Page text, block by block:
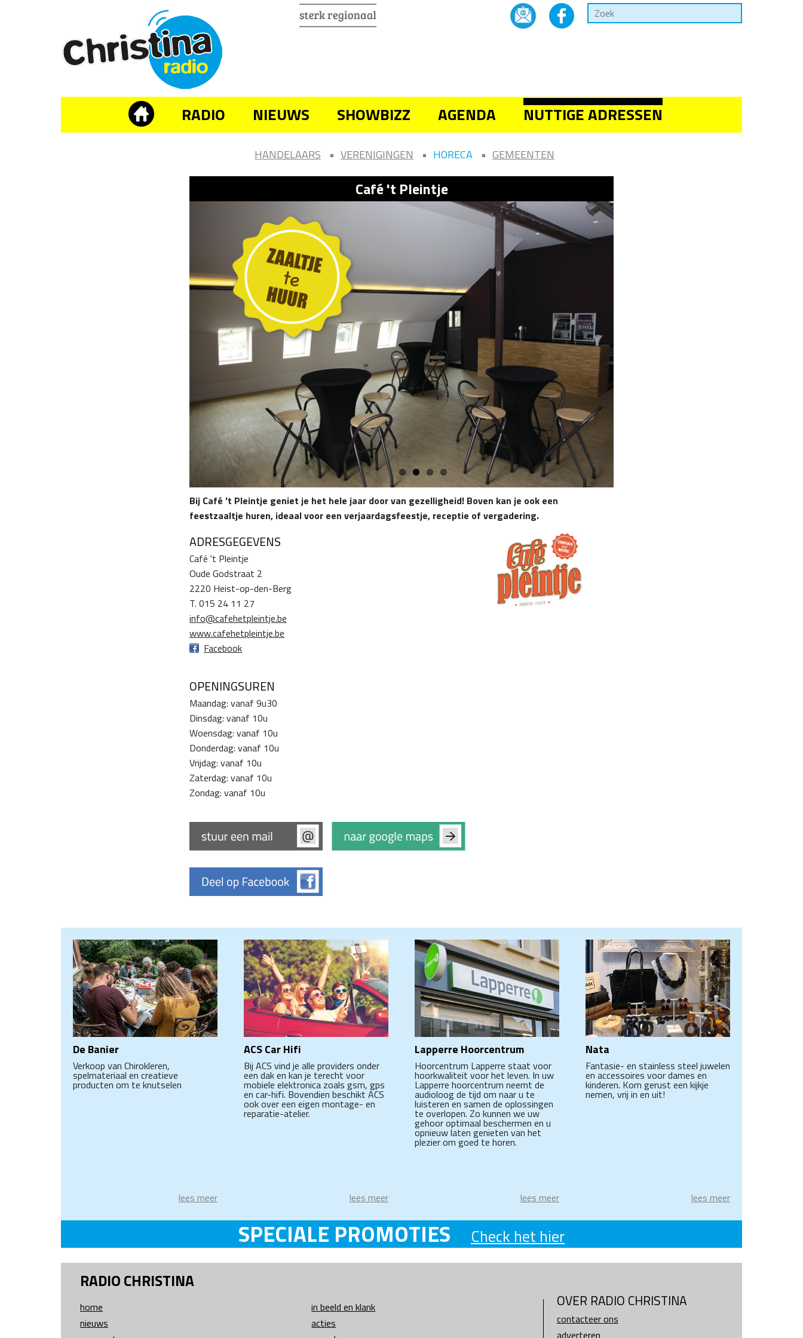
RADIO NIEUWS SHOWBIZZ AGENDA NUTTIGE ADRESSEN
HANDELAARS VERENIGINGEN HORECA GEMEENTEN
Café 't Pleintje
Bij Café 't Pleintje geniet je het hele jaar door van gezelligheid! Boven kan je ook een
feestzaaltje huren, ideaal voor een verjaardagsfeestje, receptie of vergadering.
ADRESGEGEVENS
Café 't Pleintje
Oude Godstraat 2
2220 Heist-op-den-Berg
T. 015 24 11 27
info@cafehetpleintje.be
www.cafehetpleintje.be
Facebook
OPENINGSUREN
Maandag: vanaf 9u30
Dinsdag: vanaf 10u
Woensdag: vanaf 10u
Donderdag: vanaf 10u
Vrijdag: vanaf 10u
Zaterdag: vanaf 10u
Zondag: vanaf 10u
De Banier
Verkoop van Chirokleren,
spelmateriaal en creatieve
producten om te knutselen
lees meer
ACS Car Hifi
Bij ACS vind je alle providers onder
een dak en kan je terecht voor
mobiele elektronica zoals gsm, gps
en car-hifi. Bovendien beschikt ACS
ook over een eigen montage- en
reparatie-atelier.
lees meer
Lapperre Hoorcentrum
Hoorcentrum Lapperre staat voor
hoorkwaliteit voor het leven. In uw
Lapperre hoorcentrum neemt de
audioloog de tijd om naar u te
luisteren en samen de oplossingen
te overlopen. Zo kunnen we uw
gehoor optimaal beschermen en u
opnieuw laten genieten van het
plezier om goed te horen.
lees meer
Nata
Fantasie- en stainless steel juwelen
en accessoires voor dames en
kinderen. Kom gerust een kijkje
nemen, vrij in en uit!
lees meer
SPECIALE PROMOTIES Check het hier
RADIO CHRISTINA
home
in beeld en klank
nieuws
acties
OVER RADIO CHRISTINA
contacteer ons
adverteren